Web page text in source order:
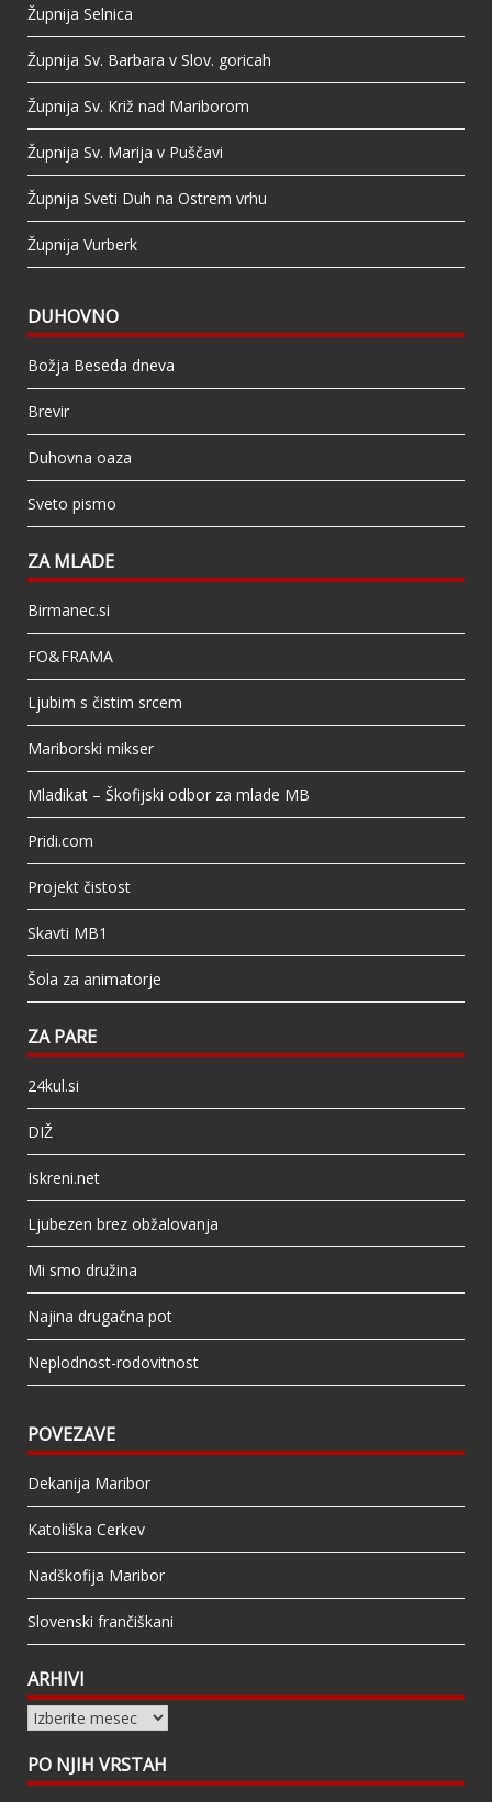
Župnija Selnica
Župnija Sv. Barbara v Slov. goricah
Župnija Sv. Križ nad Mariborom
Župnija Sv. Marija v Puščavi
Župnija Sveti Duh na Ostrem vrhu
Župnija Vurberk
DUHOVNO
Božja Beseda dneva
Brevir
Duhovna oaza
Sveto pismo
ZA MLADE
Birmanec.si
FO&FRAMA
Ljubim s čistim srcem
Mariborski mikser
Mladikat – Škofijski odbor za mlade MB
Pridi.com
Projekt čistost
Skavti MB1
Šola za animatorje
ZA PARE
24kul.si
DIŽ
Iskreni.net
Ljubezen brez obžalovanja
Mi smo družina
Najina drugačna pot
Neplodnost-rodovitnost
POVEZAVE
Dekanija Maribor
Katoliška Cerkev
Nadškofija Maribor
Slovenski frančiškani
ARHIVI
Arhivi
PO NJIH VRSTAH